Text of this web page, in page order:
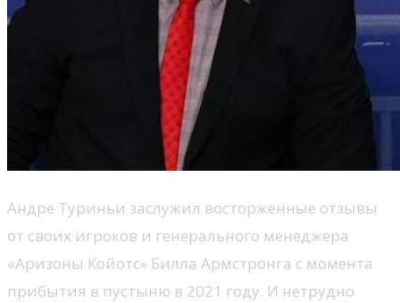
Андре Туриньи заслужил восторженные отзывы
от своих игроков и генерального менеджера
«Аризоны Койотс» Билла Армстронга с момента
прибытия в пустыню в 2021 году. И нетрудно